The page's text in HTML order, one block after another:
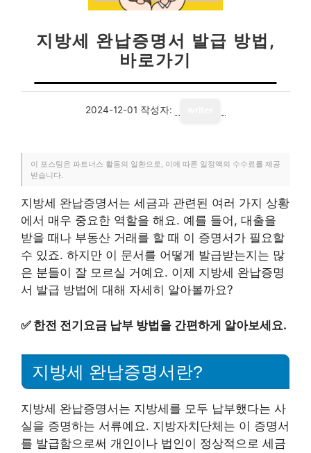
지방세 완납증명서 발급 방법,
바로가기
2024-12-01 작성자:
이 포스팅은 파트너스 활동의 일환으로, 이에 따른 일정액의 수수료를 제공
받습니다.
지방세 완납증명서는 세금과 관련된 여러 가지 상황
에서 매우 중요한 역할을 해요. 예를 들어, 대출을
받을 때나 부동산 거래를 할 때 이 증명서가 필요할
수 있죠. 하지만 이 문서를 어떻게 발급받는지는 많
은 분들이 잘 모르실 거예요. 이제 지방세 완납증명
서 발급 방법에 대해 자세히 알아볼까요?
✅ 한전 전기요금 납부 방법을 간편하게 알아보세요.
지방세 완납증명서란?
지방세 완납증명서는 지방세를 모두 납부했다는 사
실을 증명하는 서류예요. 지방자치단체는 이 증명서
를 발급함으로써 개인이나 법인이 정상적으로 세금